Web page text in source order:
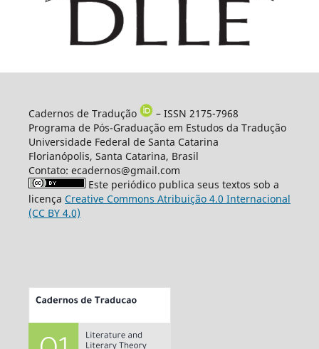
Cadernos de Tradução
– ISSN 2175-7968
Programa de Pós-Graduação em Estudos da Tradução
Universidade Federal de Santa Catarina
Florianópolis, Santa Catarina, Brasil
Contato: ecadernos@gmail.com
Este periódico publica seus textos sob a
licença Creative Commons Atribuição 4.0 Internacional
(CC BY 4.0)